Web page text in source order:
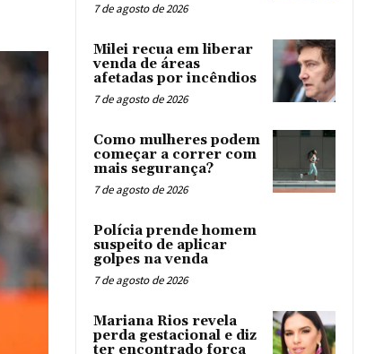
7 de agosto de 2026
Milei recua em liberar
venda de áreas
afetadas por incêndios
7 de agosto de 2026
Como mulheres podem
começar a correr com
mais segurança?
7 de agosto de 2026
Polícia prende homem
suspeito de aplicar
golpes na venda
7 de agosto de 2026
Mariana Rios revela
perda gestacional e diz
ter encontrado força